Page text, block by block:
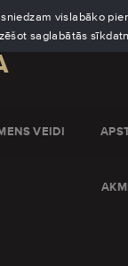
vislabāko
saglabātās
VEIDI